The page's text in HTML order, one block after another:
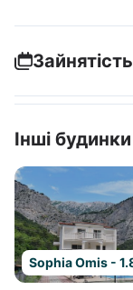
Інші
Sophia Omis -